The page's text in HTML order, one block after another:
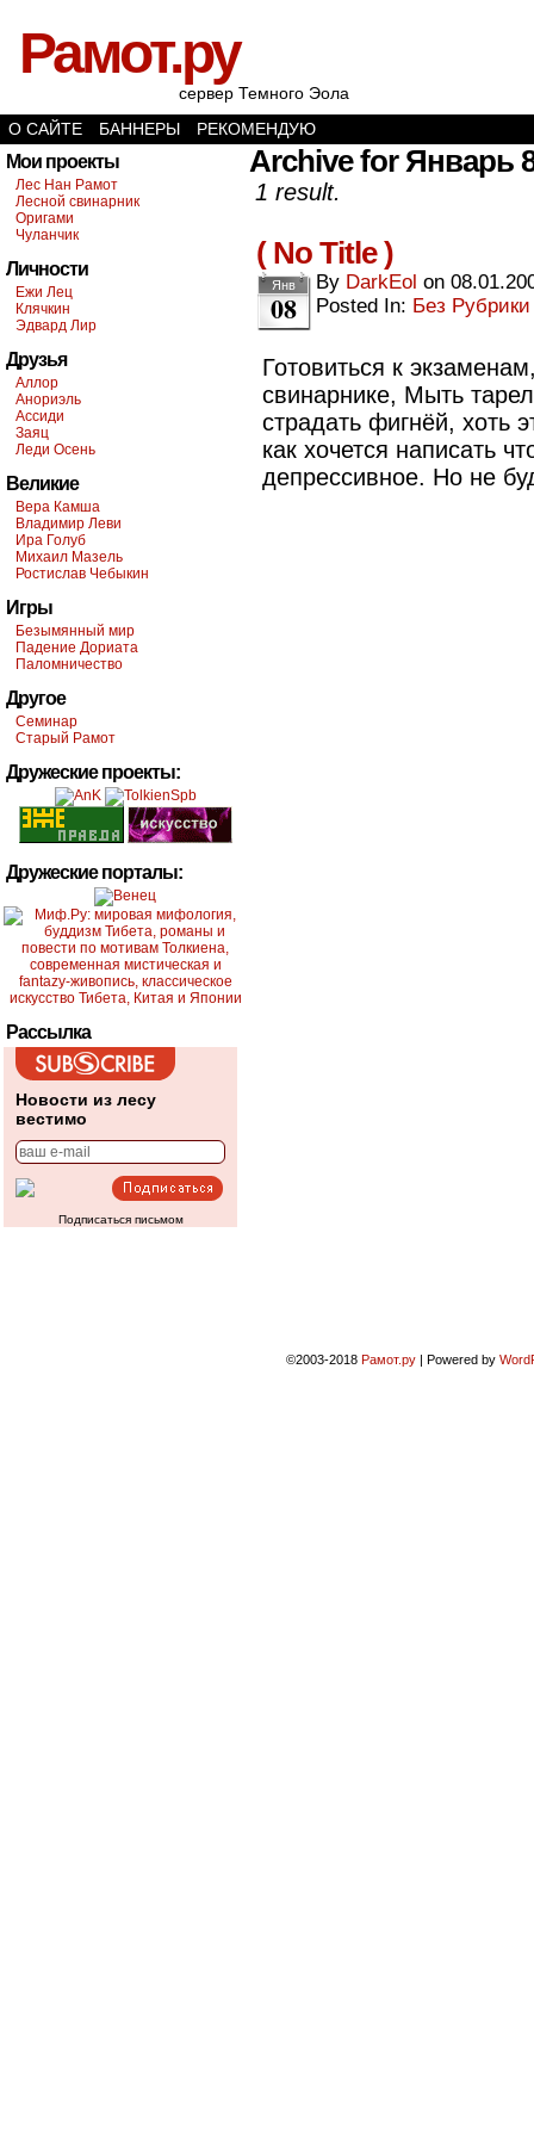
Рамот.ру
сервер Темного Эола
О САЙТЕ
БАННЕРЫ РЕКОМЕНДУЮ
Мои проекты
Лес Нан Рамот
Лесной свинарник
Оригами
Чуланчик
Личности
Ежи Лец
Клячкин
Эдвард Лир
Друзья
Аллор
Анориэль
Ассиди
Заяц
Леди Осень
Великие
Вера Камша
Владимир Леви
Ира Голуб
Михаил Мазель
Ростислав Чебыкин
Игры
Безымянный мир
Падение Дориата
Паломничество
Другое
Семинар
Старый Рамот
Дружеские проекты:
Дружеские порталы:
Рассылка
Новости из лесу
вестимо
Подписаться письмом
Archive for Январь
1 result.
( No Title )
Янв
08
By DarkEol on
Posted In: Без Рубрики
Готовиться к
свинарнике, Мыть
страдать фигнёй, хоть
как хочется написать
депрессивное. Но не
©2003-2018 Рамот.ру | Powered by